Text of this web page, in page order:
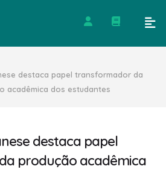
destaca papel transformador da
acadêmica dos estudantes
destaca papel
produção acadêmica